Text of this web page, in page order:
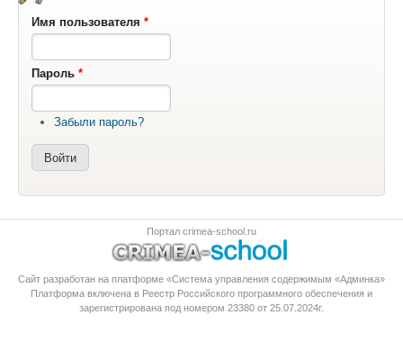
Имя пользователя *
Пароль *
Забыли пароль?
Портал crimea-school.ru
Сайт разработан на платформе «Система управления содержимым «Админка»
Платформа включена в Реестр Российского программного обеспечения и
зарегистрирована под номером 23380 от 25.07.2024г.